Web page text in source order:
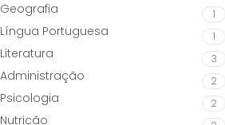
Geografia 1
Língua Portuguesa 1
Literatura 3
Administração 2
Psicologia 2
Nutrição